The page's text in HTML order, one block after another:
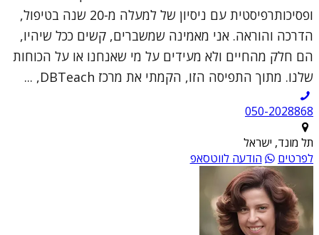
ופסיכותרפיסטית עם ניסיון של למעלה מ-20 שנה בטיפול,
הדרכה והוראה. אני מאמינה שמשברים, קשים ככל שיהיו,
הם חלק מהחיים ולא מעידים על מי שאנחנו או על הכוחות
שלנו. מתוך התפיסה הזו, הקמתי את מרכז DBTeach, ...
050-2028868
תל מונד, ישראל
לפרטים
הודעה לווטסאפ